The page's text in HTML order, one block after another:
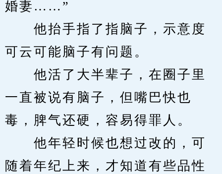
婚妻……”
他抬手指了指脑子，示意度
可云可能脑子有问题。
他活了大半辈子，在圈子里
一直被说有脑子，但嘴巴快也
毒，脾气还硬，容易得罪人。
他年轻时候也想过改的，可
随着年纪上来，才知道有些品性